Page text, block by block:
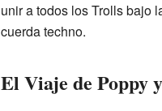
unir a todos los Trolls bajo
cuerda techno.
El Viaje de Poppy